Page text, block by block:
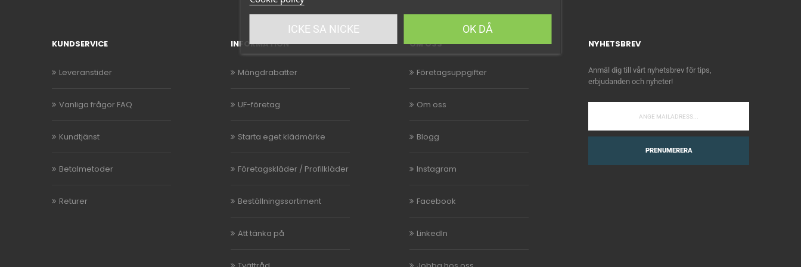
KUNDSERVICE
Leveranstider
Vanliga frågor FAQ
Kundtjänst
Betalmetoder
Returer
INFORMATION
Mängdrabatter
UF-företag
Starta eget klädmärke
Företagskläder / Profilkläder
Beställningssortiment
Att tänka på
OM OSS
Företagsuppgifter
Om oss
Blogg
Instagram
Facebook
LinkedIn
NYHETSBREV
Anmäl dig till vårt nyhetsbrev för tips,
erbjudanden och nyheter!
PRENUMERERA
ICKE SA NICKE OK DÅ